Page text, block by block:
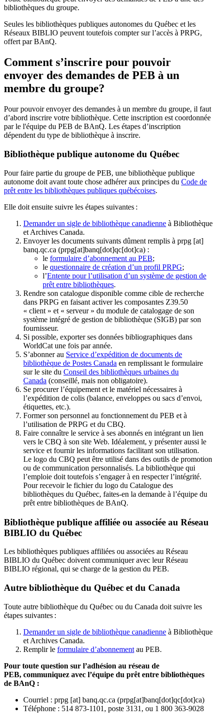
bibliothèques du groupe.
Seules les bibliothèques publiques autonomes du Québec et les
Réseaux BIBLIO peuvent toutefois compter sur l’accès à PRPG,
offert par BAnQ.
Comment s’inscrire pour pouvoir
envoyer des demandes de PEB à un
membre du groupe?
Pour pouvoir envoyer des demandes à un membre du groupe, il faut
d’abord inscrire votre bibliothèque. Cette inscription est coordonnée
par le l'équipe du PEB de BAnQ. Les étapes d’inscription
dépendent du type de bibliothèque à inscrire.
Bibliothèque publique autonome du Québec
Pour faire partie du groupe de PEB, une bibliothèque publique
autonome doit avant toute chose adhérer aux principes du Code de
prêt entre les bibliothèques publiques québécoises.
Elle doit ensuite suivre les étapes suivantes :
Demander un sigle de bibliothèque canadienne à Bibliothèque
et Archives Canada.
Envoyer les documents suivants dûment remplis à prpg [at]
banq.qc.ca (prpg[at]banq[dot]qc[dot]ca) :
le formulaire d’abonnement au PEB;
le questionnaire de création d’un profil PRPG;
l’Entente pour l’utilisation d’un système de gestion de
prêt entre bibliothèques.
Rendre son catalogue disponible comme cible de recherche
dans PRPG en faisant activer les composantes Z39.50
« client » et « serveur » du module de catalogage de son
système intégré de gestion de bibliothèque (SIGB) par son
fournisseur.
Si possible, exporter ses données bibliographiques dans
WorldCat une fois par année.
S’abonner au Service d’expédition de documents de
bibliothèque de Postes Canada en remplissant le formulaire
sur le site du Conseil des bibliothèques urbaines du
Canada (conseillé, mais non obligatoire).
Se procurer l’équipement et le matériel nécessaires à
l’expédition de colis (balance, enveloppes ou sacs d’envoi,
étiquettes, etc.).
Former son personnel au fonctionnement du PEB et à
l’utilisation de PRPG et du CBQ.
Faire connaître le service à ses abonnés en intégrant un lien
vers le CBQ à son site Web. Idéalement, y présenter aussi le
service et fournir les informations facilitant son utilisation.
Le logo du CBQ peut être utilisé dans des outils de promotion
ou de communication personnalisés. La bibliothèque qui
l’emploie doit toutefois s’engager à en respecter l’intégrité.
Pour recevoir le fichier du logo du Catalogue des
bibliothèques du Québec, faites-en la demande à l’équipe du
prêt entre bibliothèques de BAnQ.
Bibliothèque publique affiliée ou associée au Réseau
BIBLIO du Québec
Les bibliothèques publiques affiliées ou associées au Réseau
BIBLIO du Québec doivent communiquer avec leur Réseau
BIBLIO régional, qui se charge de la gestion du PEB.
Autre bibliothèque du Québec et du Canada
Toute autre bibliothèque du Québec ou du Canada doit suivre les
étapes suivantes :
Demander un sigle de bibliothèque canadienne à Bibliothèque
et Archives Canada.
Remplir le formulaire d’abonnement au PEB.
Pour toute question sur l’adhésion au réseau de
PEB, communiquez avec l’équipe du prêt entre bibliothèques
de BAnQ :
Courriel : prpg [at] banq.qc.ca (prpg[at]banq[dot]qc[dot]ca)
Téléphone : 514 873-1101, poste 3131, ou 1 800 363-9028